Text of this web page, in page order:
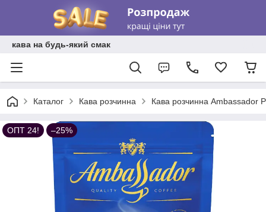
кава на будь-який смак
Каталог Кава розчинна Кава розчинна Ambassador
ОПТ 24! –25%